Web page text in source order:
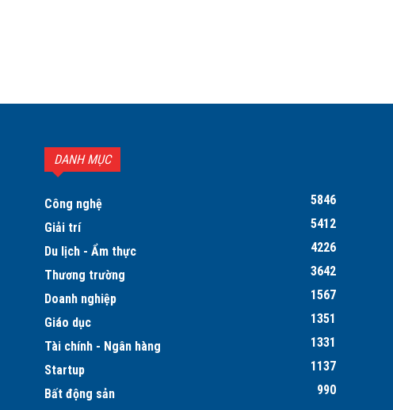
DANH MỤC
Công nghệ
5846
Giải trí
5412
Du lịch - Ẩm thực
4226
Thương trường
3642
Doanh nghiệp
1567
Giáo dục
1351
Tài chính - Ngân hàng
1331
Startup
1137
Bất động sản
990